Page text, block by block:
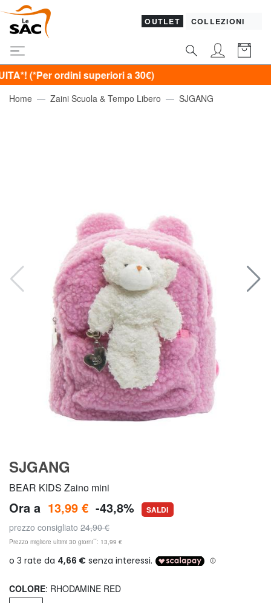
OUTLET COLLEZIONI
ordini superiori a 30€)
Home Zaini Scuola & Tempo Libero SJGANG
SJGANG
BEAR KIDS Zaino mini
Ora a 13,99 € -43,8% SALDI
prezzo consigliato 24,90 €
Prezzo migliore ultimi 30 giorni**: 13,99 €
COLORE: RHODAMINE RED